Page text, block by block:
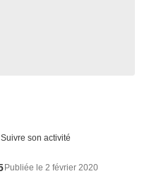
Suivre son activité
Publiée le 2 février 2020